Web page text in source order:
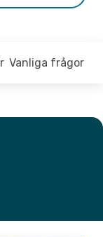
Vanliga frågor